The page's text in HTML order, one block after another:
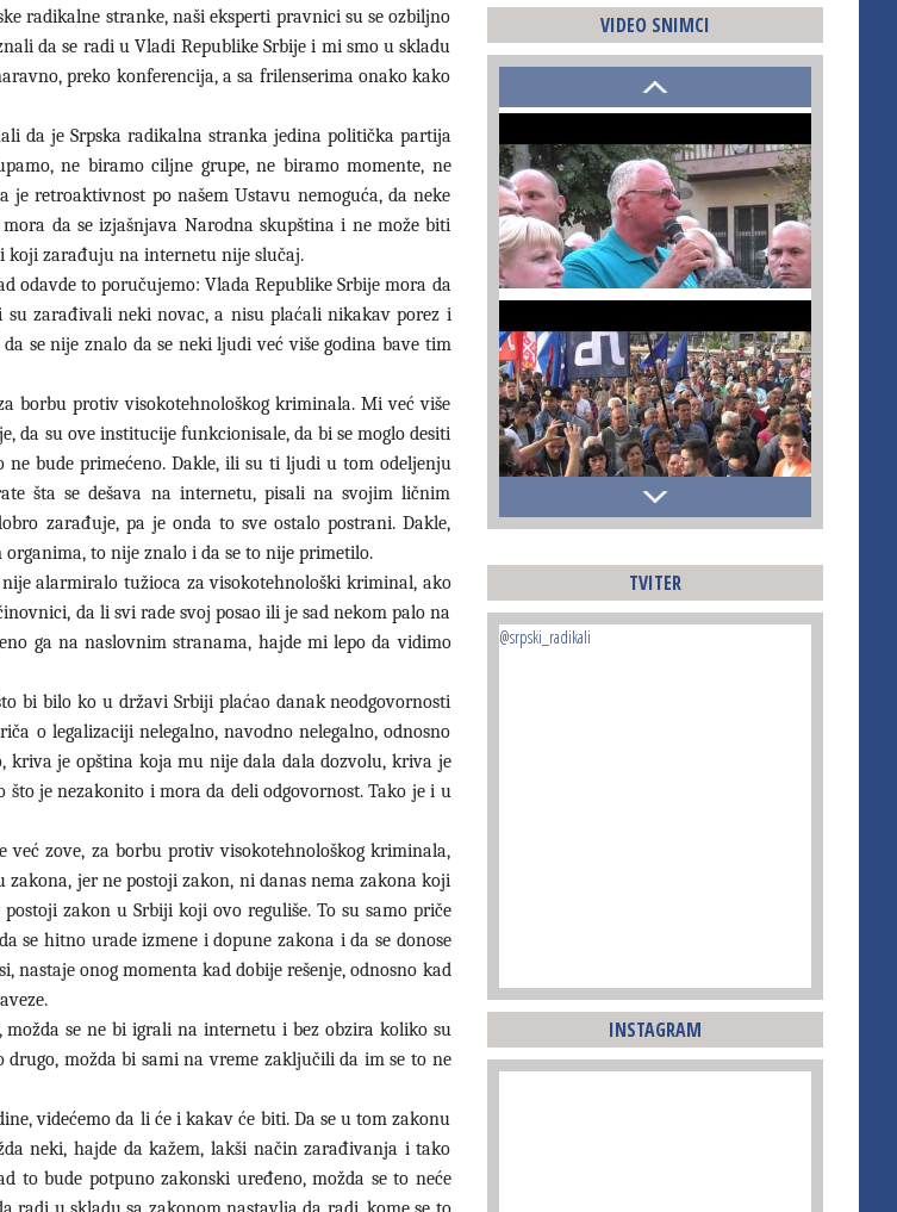
radikalne stranke, naši eksperti pravnici su se ozbiljno
da se radi u Vladi Republike Srbije i mi smo u skladu
preko konferencija, a sa frilenserima onako kako
da je Srpska radikalna stranka jedina politička partija
ne biramo ciljne grupe, ne biramo momente, ne
retroaktivnost po našem Ustavu nemoguća, da neke
da se izjašnjava Narodna skupština i ne može biti
koji zarađuju na internetu nije slučaj.
odavde to poručujemo: Vlada Republike Srbije mora da
zarađivali neki novac, a nisu plaćali nikakav porez i
se nije znalo da se neki ljudi već više godina bave tim
borbu protiv visokotehnološkog kriminala. Mi već više
da su ove institucije funkcionisale, da bi se moglo desiti
ne bude primećeno. Dakle, ili su ti ljudi u tom odeljenju
šta se dešava na internetu, pisali na svojim ličnim
zarađuje, pa je onda to sve ostalo postrani. Dakle,
to nije znalo i da se to nije primetilo.
alarmiralo tužioca za visokotehnološki kriminal, ako
da li svi rade svoj posao ili je sad nekom palo na
ga na naslovnim stranama, hajde mi lepo da vidimo
bi bilo ko u državi Srbiji plaćao danak neodgovornosti
o legalizaciji nelegalno, navodno nelegalno, odnosno
kriva je opština koja mu nije dala dala dozvolu, kriva je
je nezakonito i mora da deli odgovornost. Tako je i u
već zove, za borbu protiv visokotehnološkog kriminala,
jer ne postoji zakon, ni danas nema zakona koji
zakon u Srbiji koji ovo reguliše. To su samo priče
se hitno urade izmene i dopune zakona i da se donose
nastaje onog momenta kad dobije rešenje, odnosno kad
se ne bi igrali na internetu i bez obzira koliko su
možda bi sami na vreme zaključili da im se to ne
videćemo da li će i kakav će biti. Da se u tom zakonu
neki, hajde da kažem, lakši način zarađivanja i tako
to bude potpuno zakonski uređeno, možda se to neće
VIDEO SNIMCI
TVITER
@srpski_radikali
INSTAGRAM